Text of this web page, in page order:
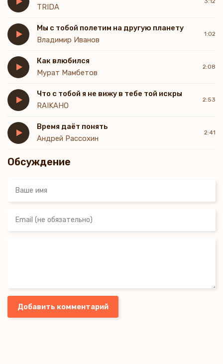
TRIDA
Мы с тобой полетим на другую планету
Владимир Иванов
1:02
Как влюбился
Мурат Мамбетов
2:08
Что с тобой я не вижу в тебе той искры
RAIKAHO
2:53
Время даёт понять
Андрей Рассохин
2:41
Обсуждение
Добавить комментарий